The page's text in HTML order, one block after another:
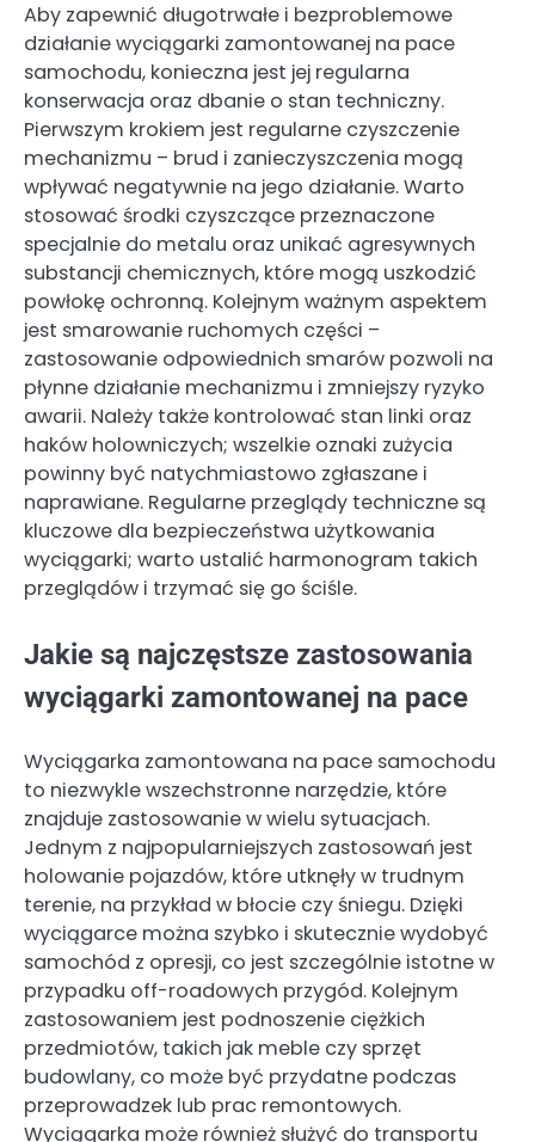
Aby zapewnić długotrwałe i bezproblemowe
działanie wyciągarki zamontowanej na pace
samochodu, konieczna jest jej regularna
konserwacja oraz dbanie o stan techniczny.
Pierwszym krokiem jest regularne czyszczenie
mechanizmu – brud i zanieczyszczenia mogą
wpływać negatywnie na jego działanie. Warto
stosować środki czyszczące przeznaczone
specjalnie do metalu oraz unikać agresywnych
substancji chemicznych, które mogą uszkodzić
powłokę ochronną. Kolejnym ważnym aspektem
jest smarowanie ruchomych części –
zastosowanie odpowiednich smarów pozwoli na
płynne działanie mechanizmu i zmniejszy ryzyko
awarii. Należy także kontrolować stan linki oraz
haków holowniczych; wszelkie oznaki zużycia
powinny być natychmiastowo zgłaszane i
naprawiane. Regularne przeglądy techniczne są
kluczowe dla bezpieczeństwa użytkowania
wyciągarki; warto ustalić harmonogram takich
przeglądów i trzymać się go ściśle.
Jakie są najczęstsze zastosowania
wyciągarki zamontowanej na pace
Wyciągarka zamontowana na pace samochodu
to niezwykle wszechstronne narzędzie, które
znajduje zastosowanie w wielu sytuacjach.
Jednym z najpopularniejszych zastosowań jest
holowanie pojazdów, które utknęły w trudnym
terenie, na przykład w błocie czy śniegu. Dzięki
wyciągarce można szybko i skutecznie wydobyć
samochód z opresji, co jest szczególnie istotne w
przypadku off-roadowych przygód. Kolejnym
zastosowaniem jest podnoszenie ciężkich
przedmiotów, takich jak meble czy sprzęt
budowlany, co może być przydatne podczas
przeprowadzek lub prac remontowych.
Wyciągarka może również służyć do transportu